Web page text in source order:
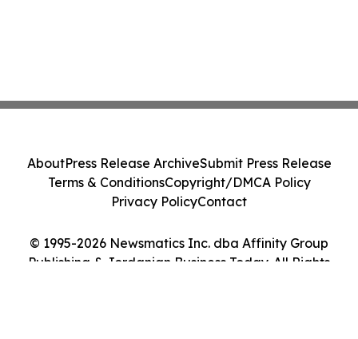
© 1995-2026 Newsmatics Inc. dba Affinity Group
Publishing & Jordanian Business Today. All Rights
AboutPress Release ArchiveSubmit Press Release
Terms & ConditionsCopyright/DMCA Policy
Privacy PolicyContact